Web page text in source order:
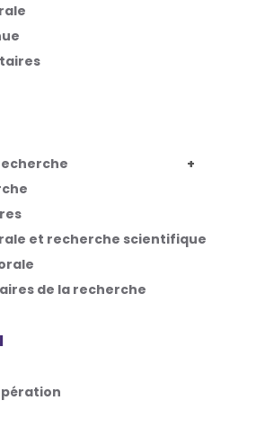
et recherche scientifique
de la recherche